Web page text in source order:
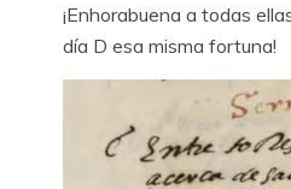
¡Enhorabuena a todas
día D esa misma fortuna!